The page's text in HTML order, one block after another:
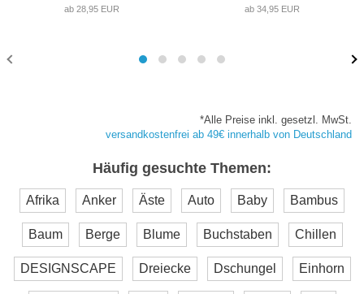
ab 28,95 EUR
ab 34,95 EUR
*Alle Preise inkl. gesetzl. MwSt.
versandkostenfrei ab 49€ innerhalb von Deutschland
Häufig gesuchte Themen:
Afrika Anker Äste Auto Baby Bambus
Baum Berge Blume Buchstaben Chillen
DESIGNSCAPE Dreiecke Dschungel Einhorn